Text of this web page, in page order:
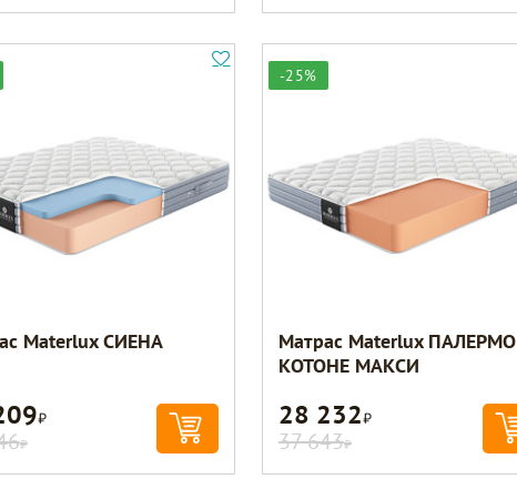
Materlux СИЕНА
Р
Р
-25%
Матрас Materlux ПАЛЕРМО
КОТОНЕ МАКСИ
28 232Р
37 643Р